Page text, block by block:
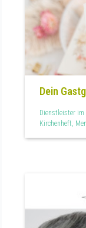
Dein
Dienstleister im
Kirchenheft,